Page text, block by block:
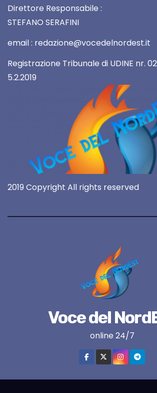
Direttore Responsabile :
STEFANO SERAFINI
email : redazione@vocedelnordest.it
Registrazione Tribunale di UDINE nr.
5.2.2019
2019 Copyright All rights reserved
Voce del
online 24/7